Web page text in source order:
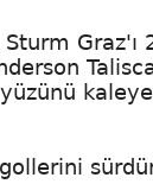
Graz'ı
kaleye